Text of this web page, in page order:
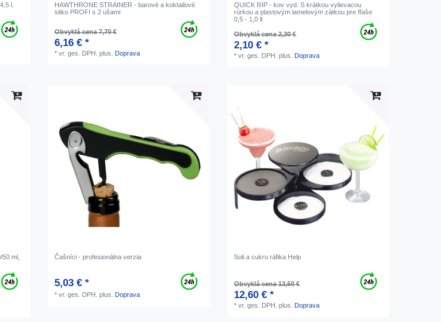
l.
HAWTHRONE STRAINER - barové a koktailové
sitko PROFI s 2 ušami
Obvyklá cena 7,70 €
6,16 € *
*vr. ges. DPH. plus. Doprava
QUICK RIP - kov vyd. S krátkou vylievacou
rúrkou a plastovým lamelovým zátkou pre fľaše
0,5 - 1,0 lt
Obvyklá cena 2,30 €
2,10 € *
*vr. ges. DPH. plus. Doprava
ml,
Čašníci - profesionálna verzia
5,03 € *
*vr. ges. DPH. plus. Doprava
Soli a cukru ráfika Help
Obvyklá cena 13,50 €
12,60 € *
*vr. ges. DPH. plus. Doprava